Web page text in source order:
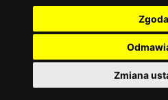
Zgoda
Zmiana
Język francuski